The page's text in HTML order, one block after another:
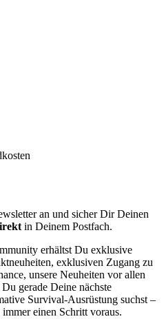
an und sicher Dir Deinen
in Deinem Postfach.
erhältst Du exklusive
exklusiven Zugang zu
unsere Neuheiten vor allen
gerade Deine nächste
Survival-Ausrüstung suchst –
einen Schritt voraus.